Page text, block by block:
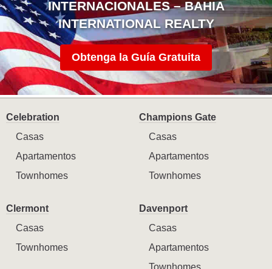
INTERNACIONALES – BAHIA
INTERNATIONAL REALTY
Obtenga la Guía Gratuita
Celebration
Casas
Apartamentos
Townhomes
Champions Gate
Casas
Apartamentos
Townhomes
Clermont
Casas
Townhomes
Davenport
Casas
Apartamentos
Townhomes